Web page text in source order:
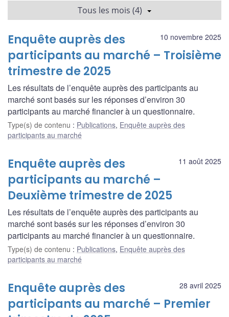
Tous les mois (4)
10 novembre 2025
Enquête auprès des
participants au marché – Troisième
trimestre de 2025
Les résultats de l’enquête auprès des participants au
marché sont basés sur les réponses d’environ 30
participants au marché financier à un questionnaire.
Type(s) de contenu : Publications, Enquête auprès des
participants au marché
11 août 2025
Enquête auprès des
participants au marché –
Deuxième trimestre de 2025
Les résultats de l’enquête auprès des participants au
marché sont basés sur les réponses d’environ 30
participants au marché financier à un questionnaire.
Type(s) de contenu : Publications, Enquête auprès des
participants au marché
28 avril 2025
Enquête auprès des
participants au marché – Premier